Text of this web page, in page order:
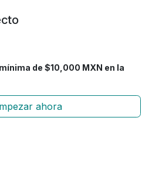
de $10,000 MXN en la
ahora